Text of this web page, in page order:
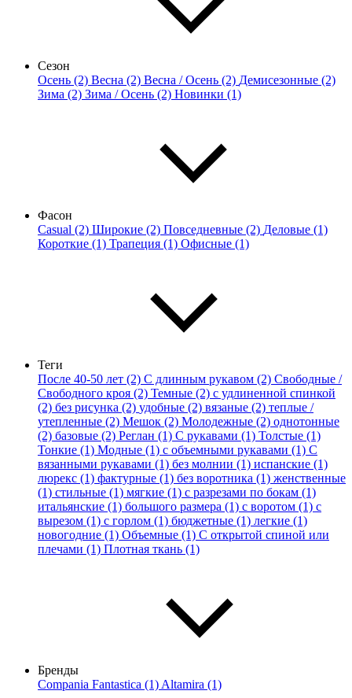
Сезон
Осень (2) Весна (2) Весна / Осень (2) Демисезонные (2)
Зима (2) Зима / Осень (2) Новинки (1)
Фасон
Casual (2) Широкие (2) Повседневные (2) Деловые (1)
Короткие (1) Трапеция (1) Офисные (1)
Теги
После 40-50 лет (2) С длинным рукавом (2) Свободные /
Свободного кроя (2) Темные (2) с удлиненной спинкой
(2) без рисунка (2) удобные (2) вязаные (2) теплые /
утепленные (2) Мешок (2) Молодежные (2) однотонные
(2) базовые (2) Реглан (1) С рукавами (1) Толстые (1)
Тонкие (1) Модные (1) с объемными рукавами (1) С
вязанными рукавами (1) без молнии (1) испанские (1)
люрекс (1) фактурные (1) без воротника (1) женственные
(1) стильные (1) мягкие (1) с разрезами по бокам (1)
итальянские (1) большого размера (1) с воротом (1) с
вырезом (1) с горлом (1) бюджетные (1) легкие (1)
новогодние (1) Объемные (1) С открытой спиной или
плечами (1) Плотная ткань (1)
Бренды
Compania Fantastica (1) Altamira (1)